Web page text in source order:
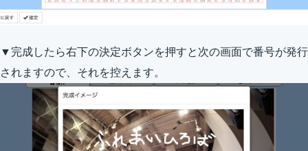
▼完成したら右下の決定ボタンを押すと次の画面で番号が発行
されますので、それを控えます。